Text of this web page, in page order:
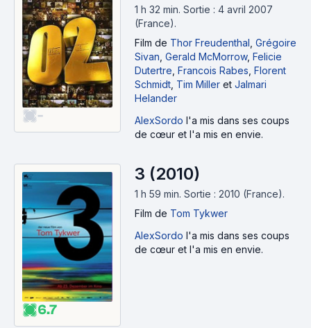
-
1 h 32 min. Sortie : 4 avril 2007
(France).
Film de Thor Freudenthal Grégoire
Sivan Gerald McMorrow, Felicie
Dutertre Francois Rabes Florent
Schmidt Tim Miller et Jalmari
Helander
AlexSordo l'a mis dans ses coups
de cœur et l'a mis en envie.
6.7
3 (2010)
1 h 59 min. Sortie : 2010 (France).
Film de Tom Tykwer
AlexSordo l'a mis dans ses coups
de cœur et l'a mis en envie.